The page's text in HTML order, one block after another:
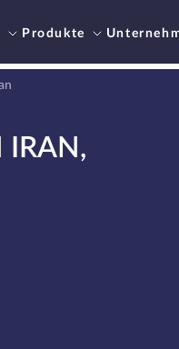
Produkte
IRAN,